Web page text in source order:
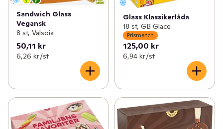
✓ Snacks (148)
✓ Vegansk glass
Sandwich Glass
Vegansk
8 st, Valsoia
50,11 kr
6,26 kr /st
Glass Klassikerlåda
18 st, GB Glace
Prismatch
125,00 kr
6,94 kr /st